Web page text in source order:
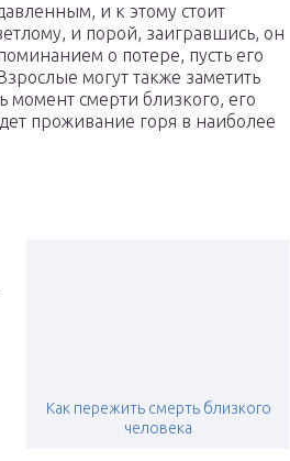
и к этому стоит
и порой, заигравшись, он
о потере, пусть его
могут также заметить
момент смерти близкого, его
проживание горя в наиболее
Как пережить смерть близкого
человека